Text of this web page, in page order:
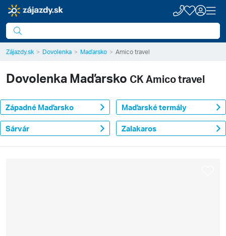
Zájazdy.sk Dovolenka Maďarsko Amico travel
Dovolenka Maďarsko CK Amico travel
Západné Maďarsko Maďarské termály
Sárvár Zalakaros